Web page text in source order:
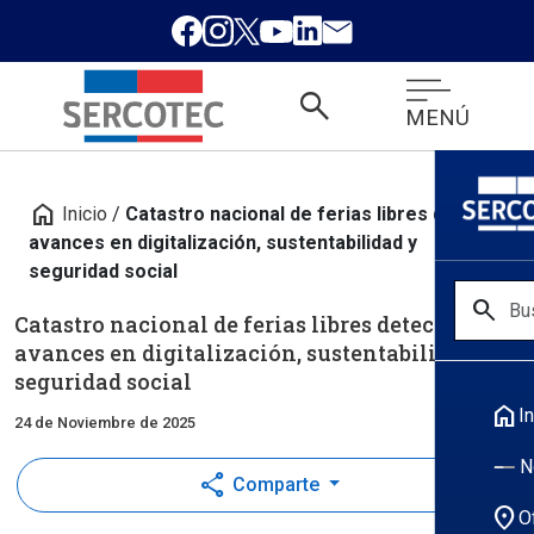
search MENÚ
search
home
location_on
home Inicio / Catastro nacional de ferias libres detecta
avances en digitalización, sustentabilidad y
seguridad social
Catastro nacional de ferias libres detecta
avances en digitalización, sustentabilidad y
seguridad social
24 de Noviembre de 2025
share Comparte